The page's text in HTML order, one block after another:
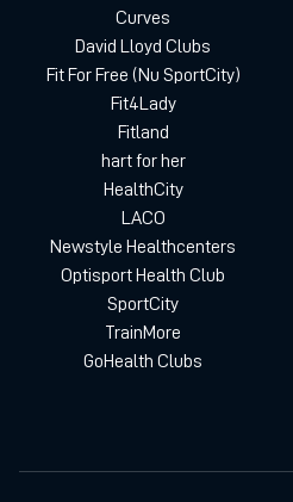
Curves
David Lloyd Clubs
Fit For Free (Nu SportCity)
Fit4Lady
Fitland
hart for her
HealthCity
LACO
Newstyle Healthcenters
Optisport Health Club
SportCity
TrainMore
GoHealth Clubs